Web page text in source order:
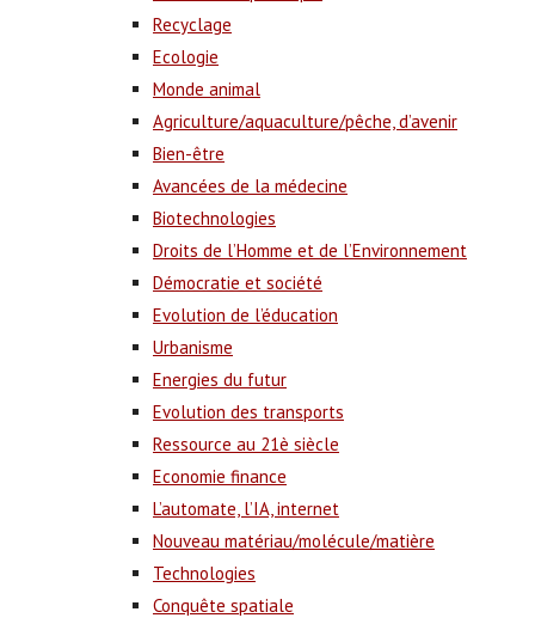
Recyclage
Ecologie
Monde animal
Agriculture/aquaculture/pêche, d’avenir
Bien-être
Avancées de la médecine
Biotechnologies
Droits de l’Homme et de l’Environnement
Démocratie et société
Evolution de l’éducation
Urbanisme
Energies du futur
Evolution des transports
Ressource au 21è siècle
Economie finance
L’automate, l’IA, internet
Nouveau matériau/molécule/matière
Technologies
Conquête spatiale